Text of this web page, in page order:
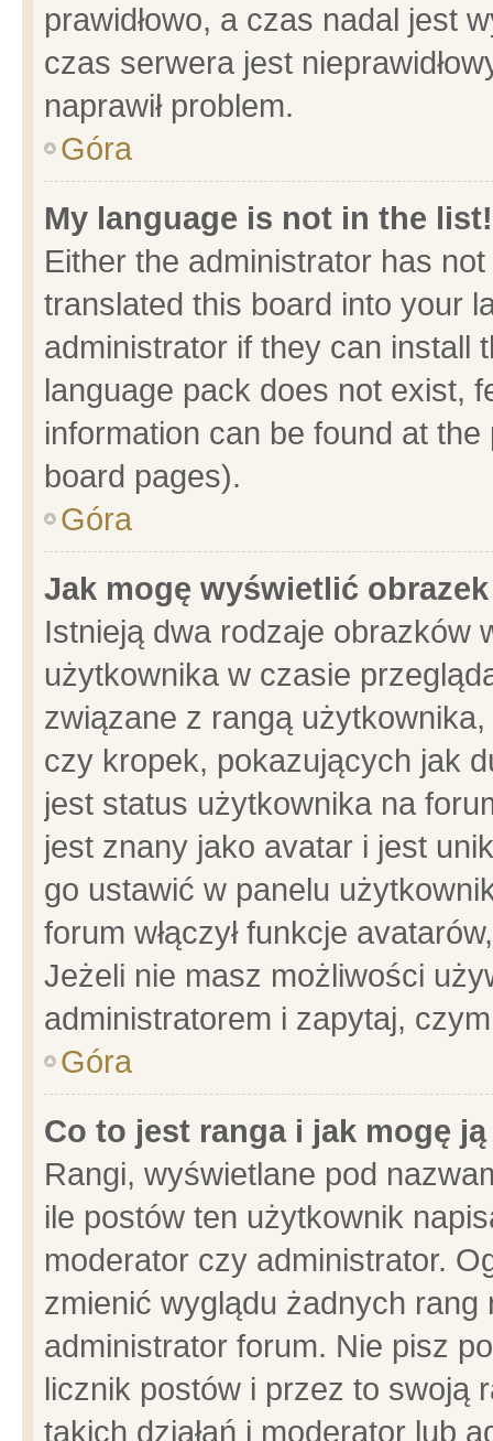
prawidłowo, a czas nadal jest
czas serwera jest
naprawił problem.
Góra
My language is not in the list!
Either the administrator has
translated this board into your
administrator if they can install
language pack does not exist,
information can be found at
board pages).
Góra
Jak mogę wyświetlić
Istnieją dwa rodzaje obrazków
użytkownika w czasie
związane z rangą
czy kropek, pokazujących jak
jest status użytkownika na
jest znany jako avatar i jest
go ustawić w panelu
forum włączył funkcje
Jeżeli nie masz możliwości
administratorem i zapytaj,
Góra
Co to jest ranga i jak mogę
Rangi, wyświetlane pod
ile postów ten użytkownik
moderator czy administrator.
zmienić wyglądu żadnych
administrator forum. Nie pisz
licznik postów i przez to swoją
takich działań i moderator lub